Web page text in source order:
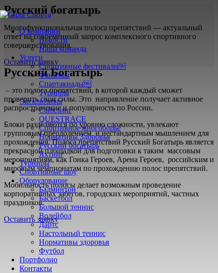
О компании
Новости
Наша команда
Услуги
Спортивные фестивали￼
Фанзоны
Спартакиады￼
Турниры
Эксклюзивы
Сайклинг
QUESTRACE
Спортивное многоборье
Нормативы Здоровья
Русский богатырь
Яхтинг
Турниры
Спортивные шоу
Оборудование
Бадминтон
Баскетбол
Большой теннис
Волейбол
Дартс
Настольный теннис
Нормативы здоровья
Футбол
Портфолио
Контакты
Русский богатырь
Многофункциональная полоса препятствий — актуальный
ответ на современный запрос комплексного спортивного
совершенствования.
Оставить заявку
Русский Богатырь
– это полоса препятствий, в которой каждый сможет
проверить свои силы. Это направление получает активное
распространение и популярность по России.
Блоки разделяются по уровню сложности, увлекают
групповым преодолением и нестандартным мышлением для
прохождения. Полоса препятствий Русский Богатырь является
прекрасной площадкой для подготовки к таким массовым
мероприятиям, как Гонка Героев, Арена Героев, российским и
мировым чемпионатам по прохождению полос препятствий.
Мобильность полосы делает возможным проведение
корпоративных забегов, городских мероприятий, частных
праздников.
Оставить заявку